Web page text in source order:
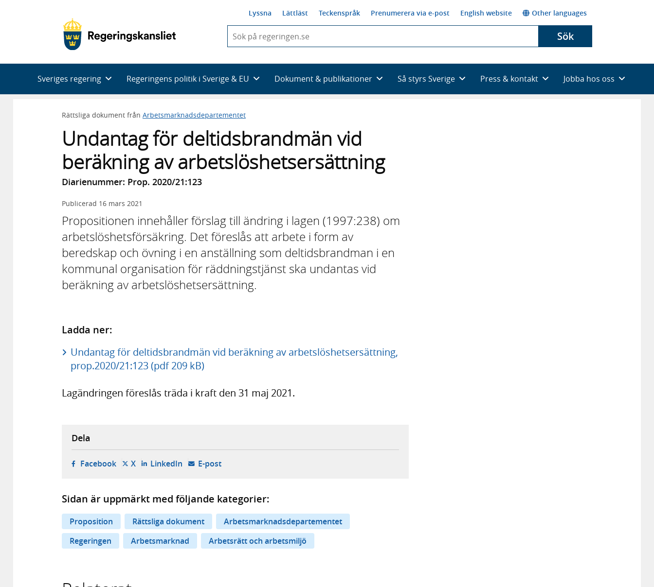
Lyssna Lättläst Teckenspråk Prenumerera via e-post English website Other languages
du
skriva
framträder
en
med
Sök
Sveriges regering Regeringens politik i Sverige & EU Dokument & publikationer Så styrs Sverige Press & kontakt Jobba hos oss
Rättsliga dokument från Arbetsmarknadsdepartementet
Undantag för deltidsbrandmän vid
beräkning av arbetslöshetsersättning
Diarienummer: Prop. 2020/21:123
Publicerad 16 mars 2021
Propositionen innehåller förslag till ändring i lagen (1997:238) om
arbetslöshetsförsäkring. Det föreslås att arbete i form av
beredskap och övning i en anställning som deltidsbrandman i en
kommunal organisation för räddningstjänst ska undantas vid
beräkning av arbetslöshetsersättning.
Ladda ner:
Undantag för deltidsbrandmän vid beräkning av arbetslöshetsersättning,
prop.2020/21:123 (pdf 209 kB)
Lagändringen föreslås träda i kraft den 31 maj 2021.
Dela
Facebook- öppnas i ny flik, extern webbplats,
X- öppnas i ny flik, extern webbplats,
LinkedIn- öppnas i ny flik, extern webbplats,
E-post- öppnar din e-postklient,
Sidan är uppmärkt med följande kategorier:
Proposition Rättsliga dokument
Arbetsmarknadsdepartementet
Regeringen
Arbetsmarknad Arbetsrätt och arbetsmiljö